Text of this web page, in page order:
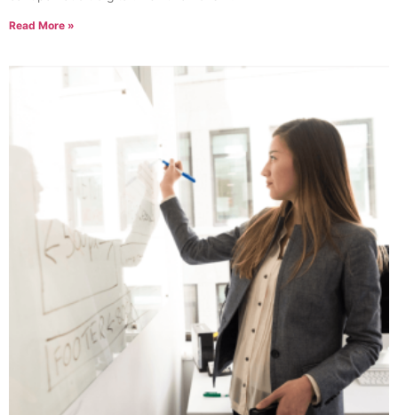
Read More »